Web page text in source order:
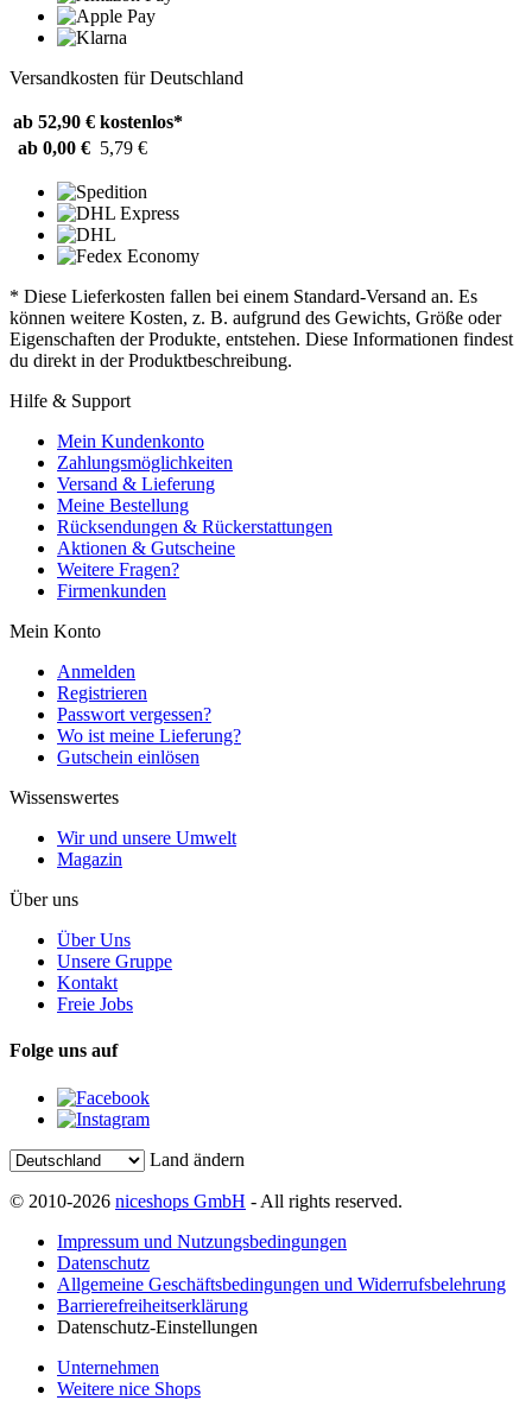
Versandkosten für Deutschland
ab 52,90 € kostenlos*
ab 0,00 € 5,79 €
* Diese Lieferkosten fallen bei einem Standard-Versand an. Es
können weitere Kosten, z. B. aufgrund des Gewichts, Größe oder
Eigenschaften der Produkte, entstehen. Diese Informationen findest
du direkt in der Produktbeschreibung.
Hilfe & Support
Mein Kundenkonto
Zahlungsmöglichkeiten
Versand & Lieferung
Meine Bestellung
Rücksendungen & Rückerstattungen
Aktionen & Gutscheine
Weitere Fragen?
Firmenkunden
Mein Konto
Anmelden
Registrieren
Passwort vergessen?
Wo ist meine Lieferung?
Gutschein einlösen
Wissenswertes
Wir und unsere Umwelt
Magazin
Über uns
Über Uns
Unsere Gruppe
Kontakt
Freie Jobs
Folge uns auf
Land ändern
© 2010-2026 niceshops GmbH - All rights reserved.
Impressum und Nutzungsbedingungen
Datenschutz
Allgemeine Geschäftsbedingungen und Widerrufsbelehrung
Barrierefreiheitserklärung
Datenschutz-Einstellungen
Unternehmen
Weitere nice Shops